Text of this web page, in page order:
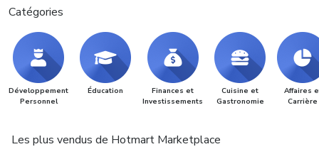
Catégories
Développement
Personnel
Éducation
Finances et
Investissements
Cuisine et
Gastronomie
Affaires
Carrière
Les plus vendus de Hotmart Marketplace